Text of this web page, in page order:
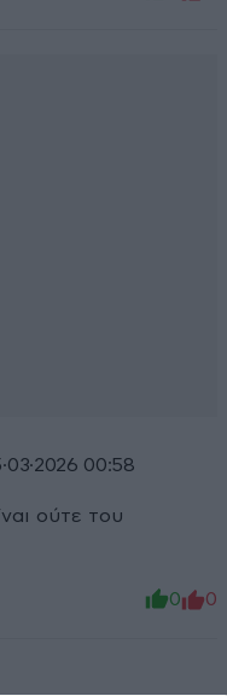
00:58
ούτε του
0 0